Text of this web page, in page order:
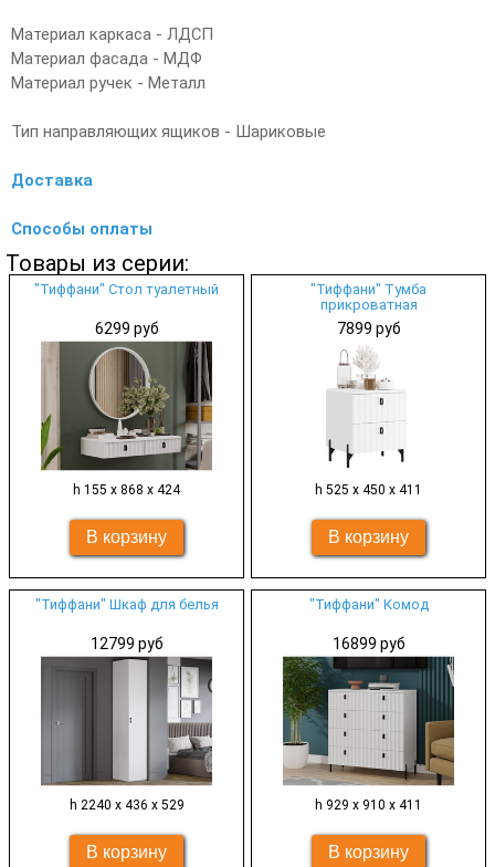
Материал каркаса - ЛДСП
Материал фасада - МДФ
Материал ручек - Металл
Тип направляющих ящиков - Шариковые
Доставка
Способы оплаты
Товары из серии:
"Тиффани" Стол туалетный
6299 руб
h 155 х 868 х 424
"Тиффани" Тумба
прикроватная
7899 руб
h 525 х 450 х 411
"Тиффани" Шкаф для белья
12799 руб
h 2240 х 436 х 529
"Тиффани" Комод
16899 руб
h 929 х 910 х 411